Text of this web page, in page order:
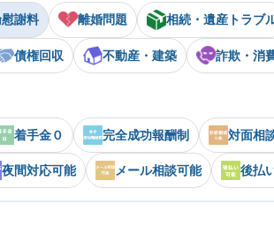
謝料 離婚問題 相続・遺産トラブ
債権回収 不動産・建築 詐欺・消
着手金０ 完全成功報酬制 対面相
夜間対応可能 メール相談可能 後払